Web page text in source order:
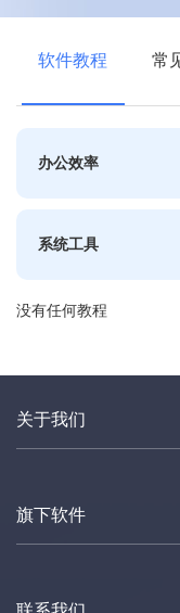
软件教程 常
办公效率
系统工具
没有任何教程
关于我们
旗下软件